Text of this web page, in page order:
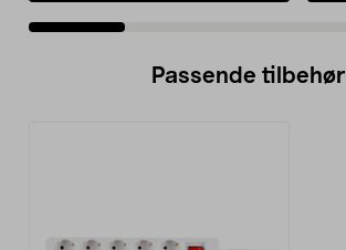
Passende tilbehør